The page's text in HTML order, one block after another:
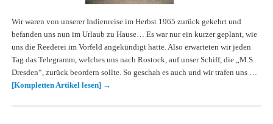
Wir waren von unserer Indienreise im Herbst 1965 zurück gekehrt und
befanden uns nun im Urlaub zu Hause… Es war nur ein kurzer geplant, wie
uns die Reederei im Vorfeld angekündigt hatte. Also erwarteten wir jeden
Tag das Telegramm, welches uns nach Rostock, auf unser Schiff, die „M.S.
Dresden“, zurück beordern sollte. So geschah es auch und wir trafen uns …
[Kompletten Artikel lesen] →